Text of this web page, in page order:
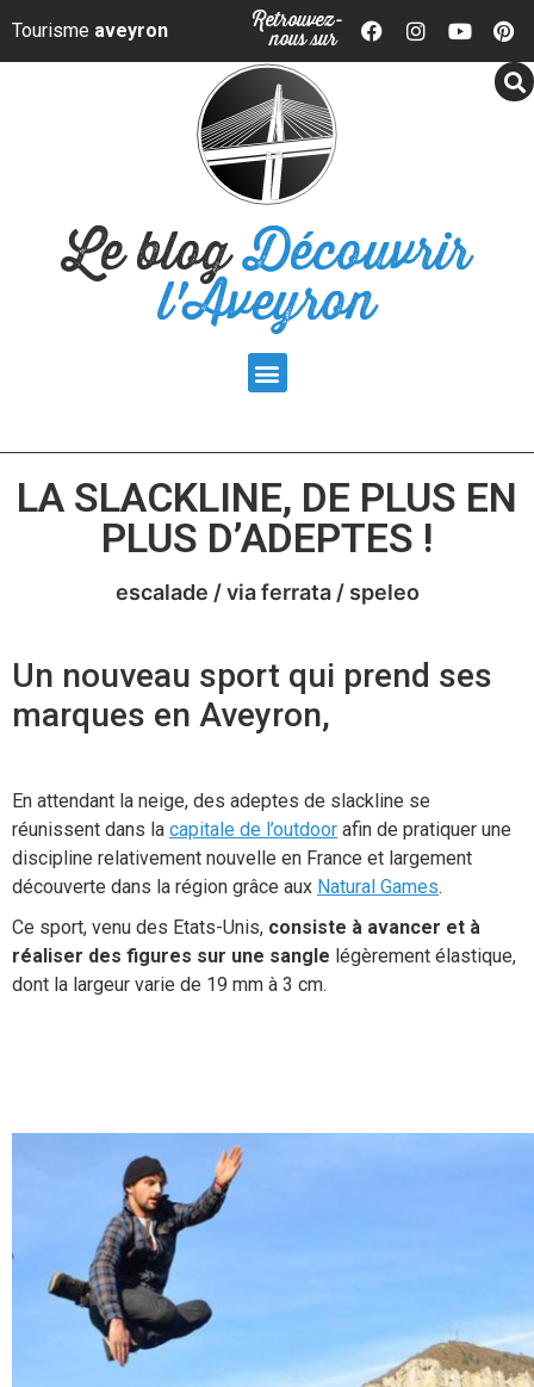
Panneau de gestion des cookies
Tourisme aveyron Retrouvez-
nous sur
Le blogDécouvrir
l'Aveyron
LA SLACKLINE, DE PLUS EN
PLUS D’ADEPTES !
escalade / via ferrata / speleo
Un nouveau sport qui prend ses
marques en Aveyron,
En attendant la neige, des adeptes de slackline se
réunissent dans la capitale de l’outdoor afin de pratiquer une
discipline relativement nouvelle en France et largement
découverte dans la région grâce aux Natural Games.
Ce sport, venu des Etats-Unis, consiste à avancer et à
réaliser des figures sur une sangle légèrement élastique,
dont la largeur varie de 19 mm à 3 cm.